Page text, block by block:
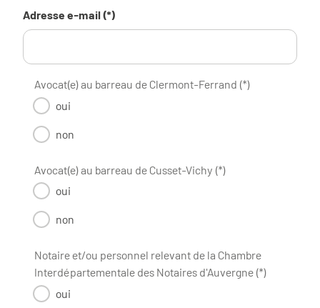
Adresse e-mail (*)
Avocat(e) au barreau de Clermont-Ferrand (*)
oui
non
Avocat(e) au barreau de Cusset-Vichy (*)
oui
non
Notaire et/ou personnel relevant de la Chambre
Interdépartementale des Notaires d'Auvergne (*)
oui